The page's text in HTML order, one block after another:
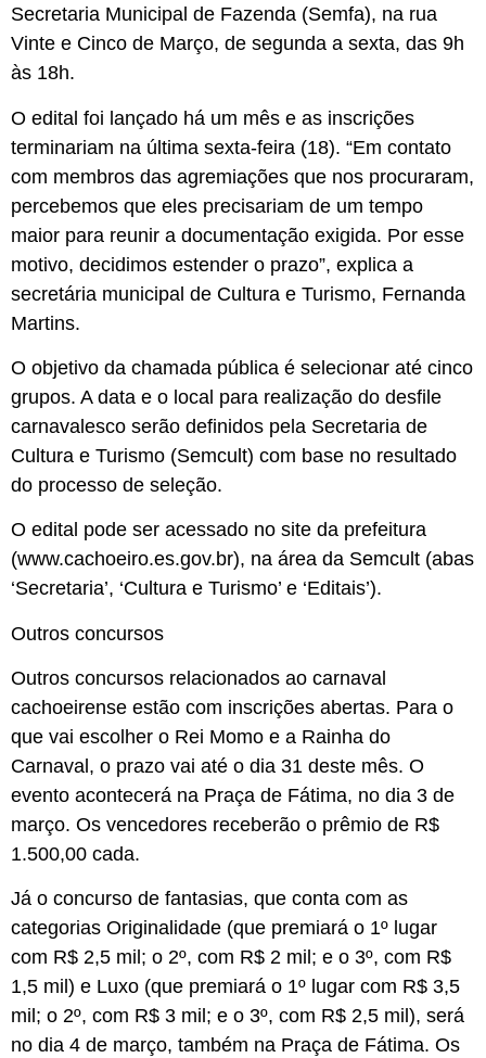
Secretaria Municipal de Fazenda (Semfa), na rua
Vinte e Cinco de Março, de segunda a sexta, das 9h
às 18h.
O edital foi lançado há um mês e as inscrições
terminariam na última sexta-feira (18). “Em contato
com membros das agremiações que nos procuraram,
percebemos que eles precisariam de um tempo
maior para reunir a documentação exigida. Por esse
motivo, decidimos estender o prazo”, explica a
secretária municipal de Cultura e Turismo, Fernanda
Martins.
O objetivo da chamada pública é selecionar até cinco
grupos. A data e o local para realização do desfile
carnavalesco serão definidos pela Secretaria de
Cultura e Turismo (Semcult) com base no resultado
do processo de seleção.
O edital pode ser acessado no site da prefeitura
(www.cachoeiro.es.gov.br), na área da Semcult (abas
‘Secretaria’, ‘Cultura e Turismo’ e ‘Editais’).
Outros concursos
Outros concursos relacionados ao carnaval
cachoeirense estão com inscrições abertas. Para o
que vai escolher o Rei Momo e a Rainha do
Carnaval, o prazo vai até o dia 31 deste mês. O
evento acontecerá na Praça de Fátima, no dia 3 de
março. Os vencedores receberão o prêmio de R$
1.500,00 cada.
Já o concurso de fantasias, que conta com as
categorias Originalidade (que premiará o 1º lugar
com R$ 2,5 mil; o 2º, com R$ 2 mil; e o 3º, com R$
1,5 mil) e Luxo (que premiará o 1º lugar com R$ 3,5
mil; o 2º, com R$ 3 mil; e o 3º, com R$ 2,5 mil), será
no dia 4 de março, também na Praça de Fátima. Os